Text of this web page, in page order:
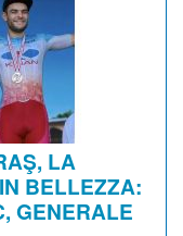
LA
BELLEZZA:
GENERALE